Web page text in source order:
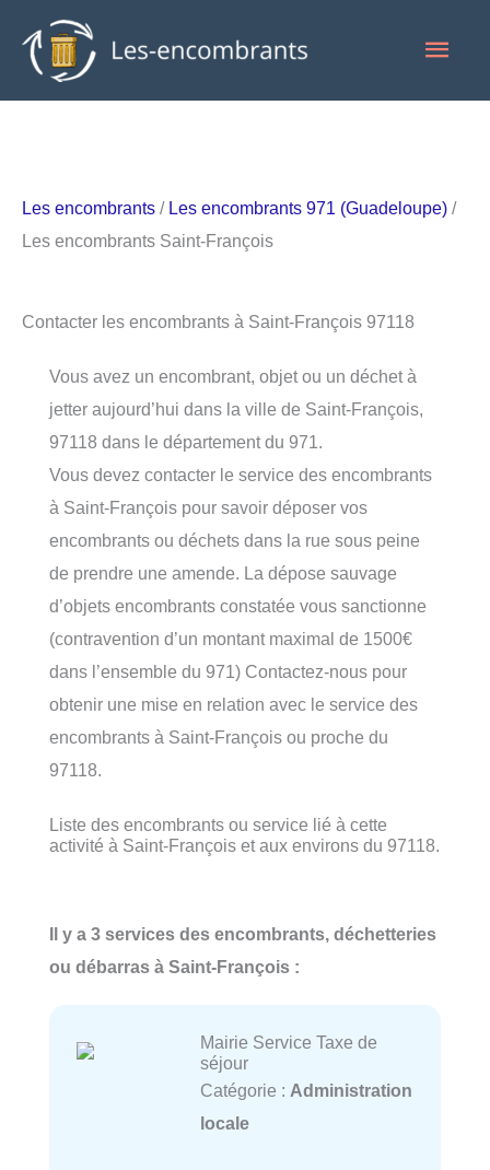
contenu
Les encombrants / Les encombrants 971 (Guadeloupe) /
Les encombrants Saint-François
Contacter les encombrants à Saint-François 97118
Vous avez un encombrant, objet ou un déchet à
jetter aujourd’hui dans la ville de Saint-François,
97118 dans le département du 971.
Vous devez contacter le service des encombrants
à Saint-François pour savoir déposer vos
encombrants ou déchets dans la rue sous peine
de prendre une amende. La dépose sauvage
d’objets encombrants constatée vous sanctionne
(contravention d’un montant maximal de 1500€
dans l’ensemble du 971) Contactez-nous pour
obtenir une mise en relation avec le service des
encombrants à Saint-François ou proche du
97118.
Liste des encombrants ou service lié à cette
activité à Saint-François et aux environs du 97118.
Il y a 3 services des encombrants, déchetteries
ou débarras à Saint-François :
Mairie Service Taxe de
séjour
Catégorie : Administration
locale